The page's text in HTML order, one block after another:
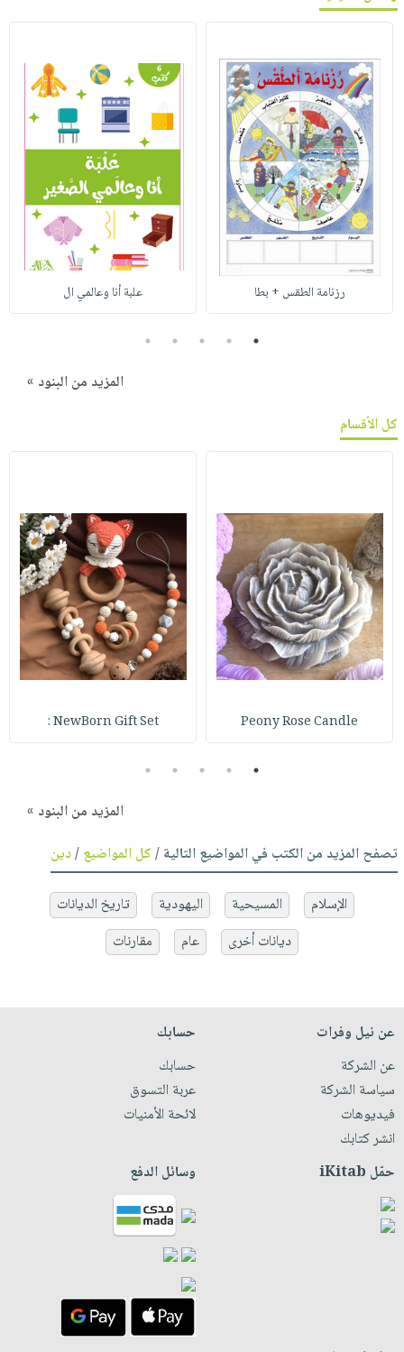
رزنامة الطقس + بطا علبة أنا وعالمي ال
1
2
3
4
5
المزيد من البنود »
كل الأقسام
Peony Rose Candle
NewBorn Gift Set :
1
2
3
4
5
المزيد من البنود »
تصفح المزيد من الكتب في المواضيع التالية /كل المواضيع/دين
الإسلام المسيحية اليهودية
تاريخ الديانات
ديانات أخرى
عام مقارنات
عن نيل وفرات
عن الشركة
سياسة الشركة
فيديوهات
انشر كتابك
حسابك
حسابك
عربة التسوق
لائحة الأمنيات
حمّل iKitab وسائل الدفع